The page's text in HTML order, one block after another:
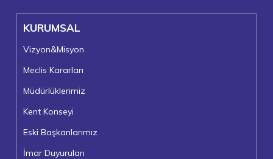
KURUMSAL
Vizyon&Misyon
Meclis Kararları
Müdürlüklerimiz
Kent Konseyi
Eski Başkanlarımız
İmar Duyuruları